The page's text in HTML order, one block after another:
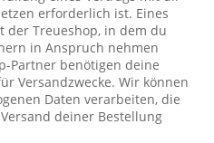
erforderlich ist. Eines
der Treueshop, in dem du
in Anspruch nehmen
Partner benötigen deine
Versandzwecke. Wir können
Daten verarbeiten, die
deiner Bestellung